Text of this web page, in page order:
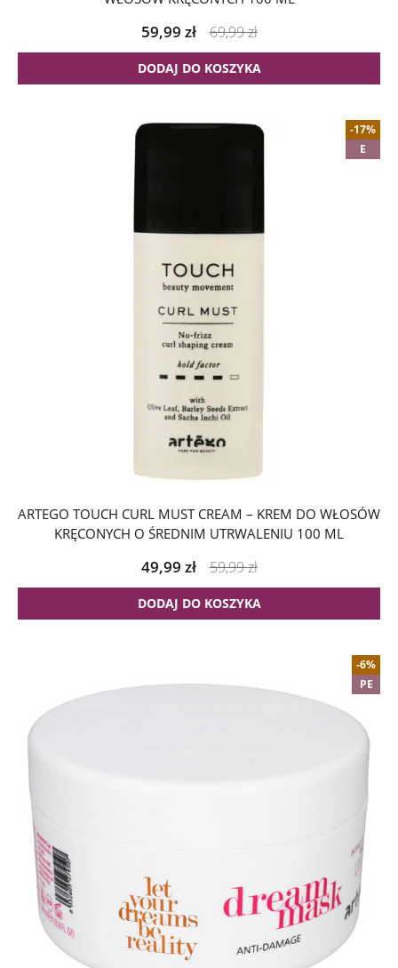
59,99 zł 69,99zł
DODAJ DO KOSZYKA
-17%
E
ARTEGO TOUCH CURL MUST CREAM – KREM DO WŁOSÓW
KRĘCONYCH O ŚREDNIM UTRWALENIU 100 ML
49,99 zł 59,99zł
DODAJ DO KOSZYKA
-6%
PE